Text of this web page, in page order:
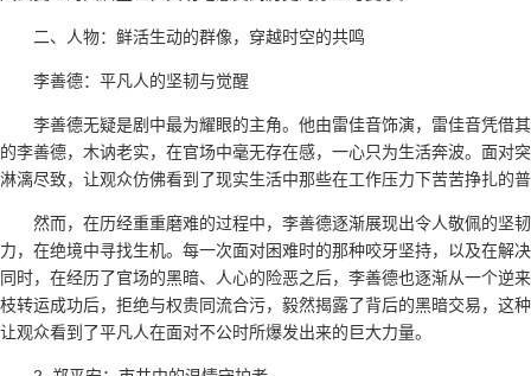
二、人物：鲜活生动的群像，穿越时空的共鸣
李善德：平凡人的坚韧与觉醒
李善德无疑是剧中最为耀眼的主角。他由雷佳音饰演，雷佳音凭借
的李善德，木讷老实，在官场中毫无存在感，一心只为生活奔波。面对
淋漓尽致，让观众仿佛看到了现实生活中那些在工作压力下苦苦挣扎的
然而，在历经重重磨难的过程中，李善德逐渐展现出令人敬佩的坚
力，在绝境中寻找生机。每一次面对困难时的那种咬牙坚持，以及在解
同时，在经历了官场的黑暗、人心的险恶之后，李善德也逐渐从一个逆
枝转运成功后，拒绝与权贵同流合污，毅然揭露了背后的黑暗交易，这
让观众看到了平凡人在面对不公时所爆发出来的巨大力量。